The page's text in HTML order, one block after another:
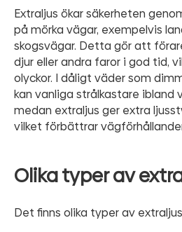
Extraljus ökar säkerheten
på mörka vägar, exempelvis
skogsvägar. Detta gör att
djur eller andra faror i god tid,
olyckor. I dåligt väder som
kan vanliga strålkastare ibland
medan extraljus ger extra
vilket förbättrar
Olika typer av
Det finns olika typer av